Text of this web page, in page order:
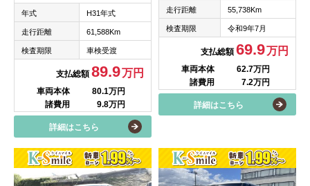
年式 H31年式
走行距離 61,588Km
検査期限 車検受渡
支払総額89.9万円
車両本体
80.1万円
諸費用
9.8万円
詳細はこちら
走行距離 55,738Km
検査期限 令和9年7月
支払総額69.9万円
車両本体
62.7万円
諸費用
7.2万円
詳細はこちら